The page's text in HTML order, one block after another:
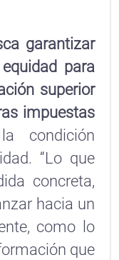
garantizar
para
superior
impuestas
condición
“Lo que
concreta,
hacia un
como lo
que